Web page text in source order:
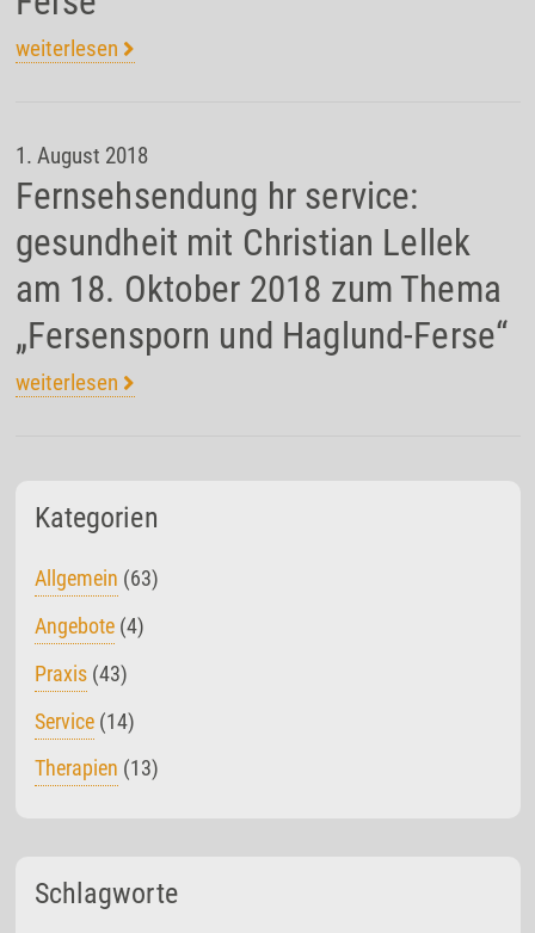
weiterlesen
1. August 2018
Fernsehsendung hr service:
gesundheit mit Christian Lellek
am 18. Oktober 2018 zum Thema
„Fersensporn und Haglund-Ferse“
weiterlesen
Kategorien
Allgemein (63)
Angebote(4)
Praxis(43)
Service(14)
Therapien (13)
Schlagworte